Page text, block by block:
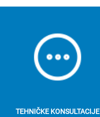
TEHNIČKE KONSULTACIJE